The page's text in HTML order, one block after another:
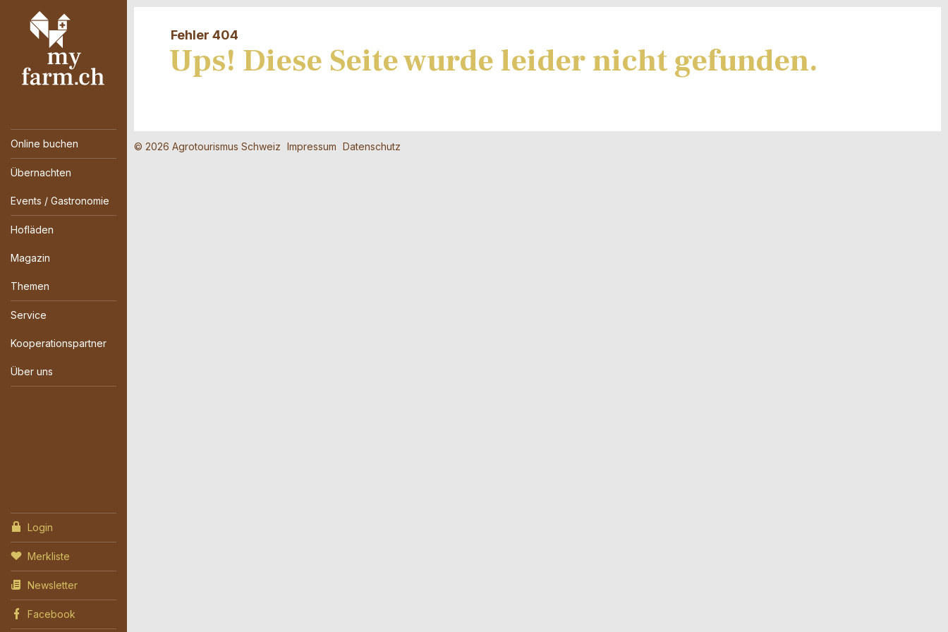
Online buchen
Übernachten
Events / Gastronomie
Hofläden
Magazin
Themen
Service
Kooperationspartner
Über uns
Login
Merkliste
Newsletter
Facebook
Fehler 404
Ups! Diese Seite wurde leider nicht gefunden.
© 2026 Agrotourismus Schweiz Impressum Datenschutz